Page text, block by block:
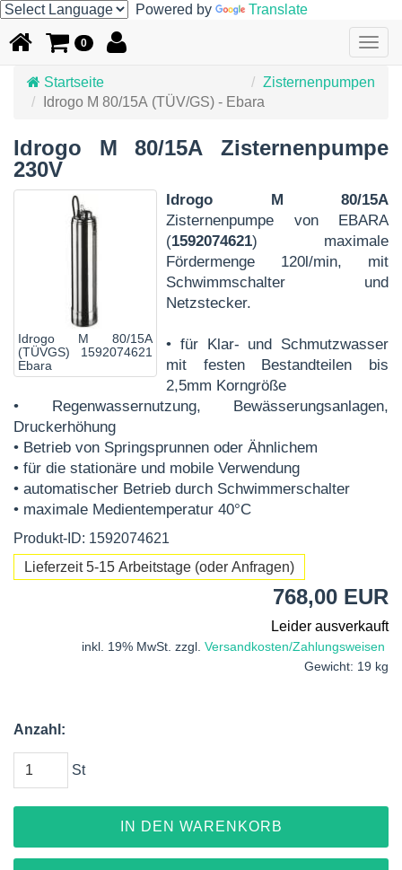
Powered by Translate
0
Startseite
Zisternenpumpen
Idrogo M 80/15A (TÜV/GS) - Ebara
Idrogo M 80/15A Zisternenpumpe
230V
Idrogo M 80/15A
(TÜVGS) 1592074621
Ebara
Idrogo M 80/15A
Zisternenpumpe von EBARA
(1592074621) maximale
Fördermenge 120l/min, mit
Schwimmschalter und
Netzstecker.
• für Klar- und Schmutzwasser
mit festen Bestandteilen bis
2,5mm Korngröße
• Regenwassernutzung, Bewässerungsanlagen,
Druckerhöhung
• Betrieb von Springsprunnen oder Ähnlichem
• für die stationäre und mobile Verwendung
• automatischer Betrieb durch Schwimmerschalter
• maximale Medientemperatur 40°C
Produkt-ID: 1592074621
Lieferzeit 5-15 Arbeitstage (oder Anfragen)
768,00 EUR
Leider ausverkauft
inkl. 19% MwSt. zzgl. Versandkosten/Zahlungsweisen
Gewicht: 19 kg
Anzahl:
St
IN DEN WARENKORB